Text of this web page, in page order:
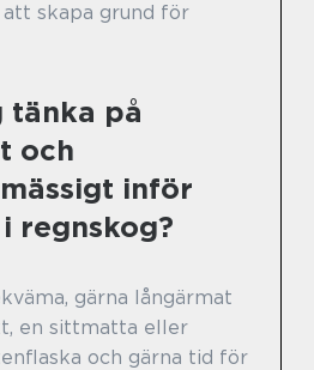
skapa grund för
tänka på
och
inför
regnskog?
gärna långärmat
en sittmatta eller
och gärna tid för